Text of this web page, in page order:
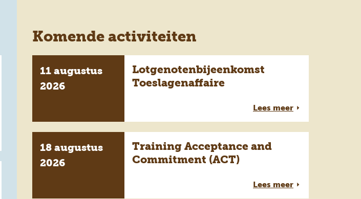
Komende activiteiten
11 augustus
2026
Lotgenotenbijeenkomst
Toeslagenaffaire
Lees meer
18 augustus
2026
Training Acceptance and
Commitment (ACT)
Lees meer